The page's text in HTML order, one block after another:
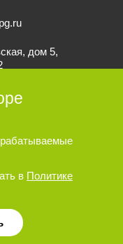
дом 5,
оборудование ООО
в Политике